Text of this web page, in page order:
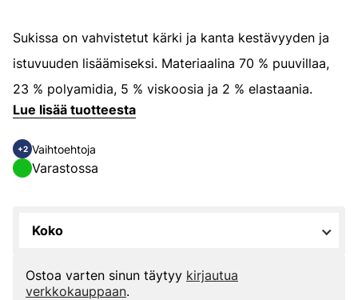
Sukissa on vahvistetut kärki ja kanta kestävyyden ja
istuvuuden lisäämiseksi. Materiaalina 70 % puuvillaa,
23 % polyamidia, 5 % viskoosia ja 2 % elastaania.
Lue lisää tuotteesta
+2 Vaihtoehtoja
Varastossa
Koko
Ostoa varten sinun täytyy kirjautua
verkkokauppaan.